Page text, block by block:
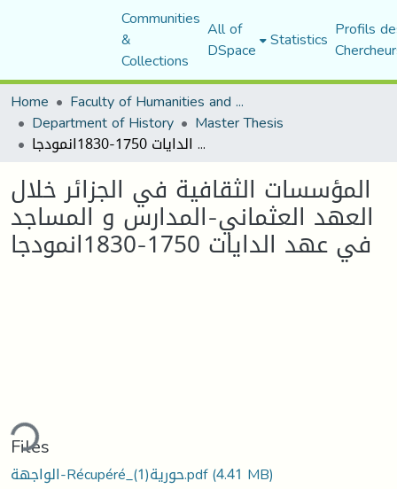
Communities
&
Collections
All of
DSpace Statistics Profils
Home
Faculty of Humanities and Social Sciences
Department of History Master Thesis
المؤسسات الثقافية في الجزائر خلال العهد العثماني-المدارس و المساجد في عهد الدايات 1750-1830انمودجا
المؤسسات الثقافية في الجزائر خلال
العهد العثماني-المدارس و المساجد
في عهد الدايات 1750-1830انمودجا
Files
الواجهة-Récupéré_حورية(1).pdf(4.41 MB)